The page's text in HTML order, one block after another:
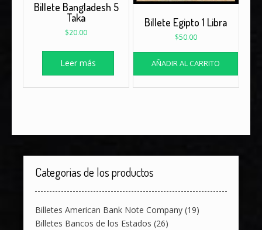
Billete Bangladesh 5
Taka
$20.00
Leer más
Billete Egipto 1 Libra
$50.00
AÑADIR AL CARRITO
Categorias de los productos
Billetes American Bank Note Company (19)
Billetes Bancos de los Estados (26)